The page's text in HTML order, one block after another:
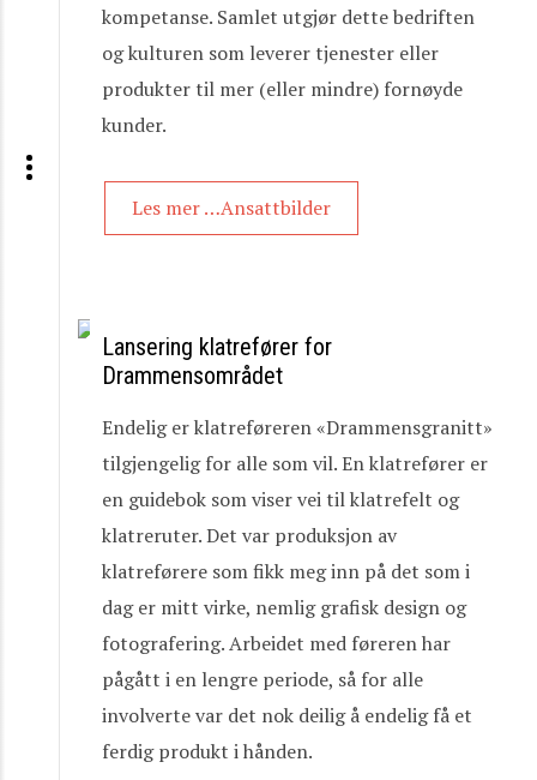
kompetanse. Samlet utgjør dette bedriften
og kulturen som leverer tjenester eller
produkter til mer (eller mindre) fornøyde
kunder.
Les mer …Ansattbilder
Lansering klatrefører for
Drammensområdet
Endelig er klatreføreren «Drammensgranitt»
tilgjengelig for alle som vil. En klatrefører er
en guidebok som viser vei til klatrefelt og
klatreruter. Det var produksjon av
klatreførere som fikk meg inn på det som i
dag er mitt virke, nemlig grafisk design og
fotografering. Arbeidet med føreren har
pågått i en lengre periode, så for alle
involverte var det nok deilig å endelig få et
ferdig produkt i hånden.